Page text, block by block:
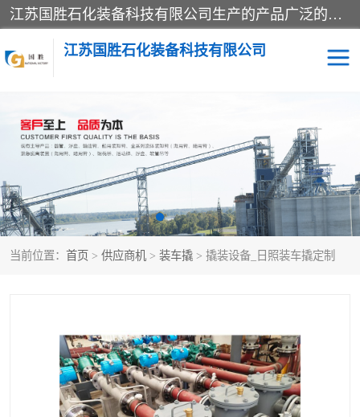
江苏国胜石化装备科技有限公司生产的产品广泛的应用于石油、石化等行业中，产品种类齐全，其中包括装卸鹤管、汽车鹤管、火车鹤管、装车鹤管、卸车鹤管、上装鹤管、下装鹤管、lng鹤管、发油鹤管、液氨鹤管、液化气鹤管等，我们生产的产品质量上乘，价格实惠，服务好，买鹤管就到国胜石化装备！
江苏国胜石化装备科技有限公司
当前位置： 首页 > 供应商机 > 装车撬 > 撬装设备_日照装车撬定制
输油臂 鹤管活动梯